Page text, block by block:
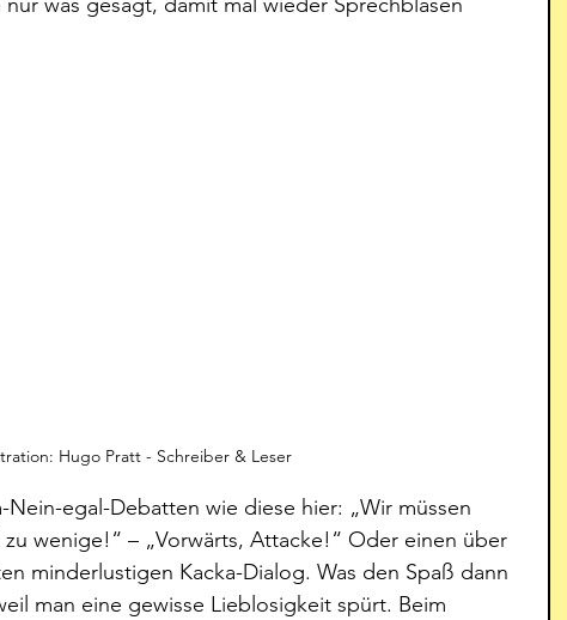
Hugo Pratt - Schreiber & Leser
egal-Debatten wie diese hier: „Wir müssen
wenige!“ – „Vorwärts, Attacke!“ Oder einen über
minderlustigen Kacka-Dialog. Was den Spaß dann
man eine gewisse Lieblosigkeit spürt. Beim